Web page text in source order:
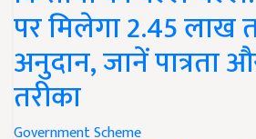
पर मिलेगा 2.45 लाख
अनुदान, जानें
तरीका
Government Scheme